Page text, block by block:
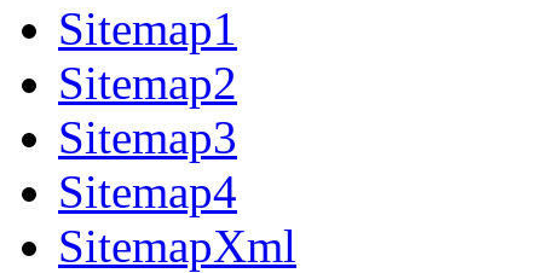
Sitemap1
Sitemap2
Sitemap3
Sitemap4
SitemapXml